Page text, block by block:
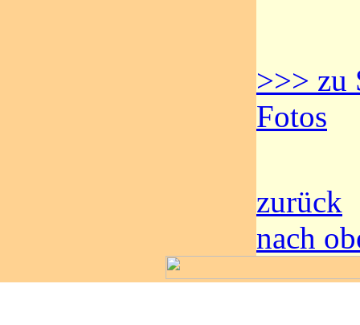
>>> zu
Fotos
zurück
nach